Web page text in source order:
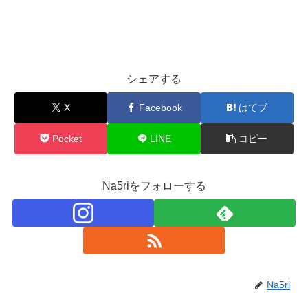
シェアする
X Facebook はてブ
Pocket LINE コピー
Na5riをフォローする
Na5ri